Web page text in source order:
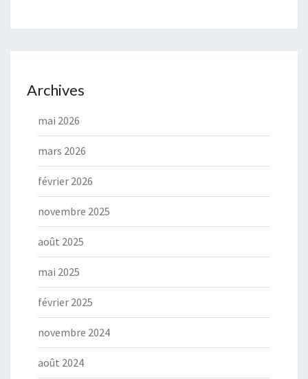
Archives
mai 2026
mars 2026
février 2026
novembre 2025
août 2025
mai 2025
février 2025
novembre 2024
août 2024